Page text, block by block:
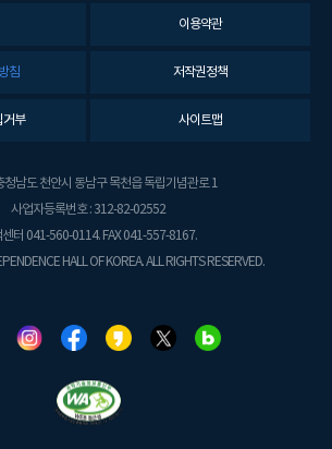
이용약관
침 저작권정책
거부 사이트맵
청남도 천안시 동남구 목천읍 독립기념관로 1
사업자등록번호 : 312-82-02552
센터 041-560-0114. FAX 041-557-8167.
HALL OF KOREA. ALL RIGHTS RESERVED.